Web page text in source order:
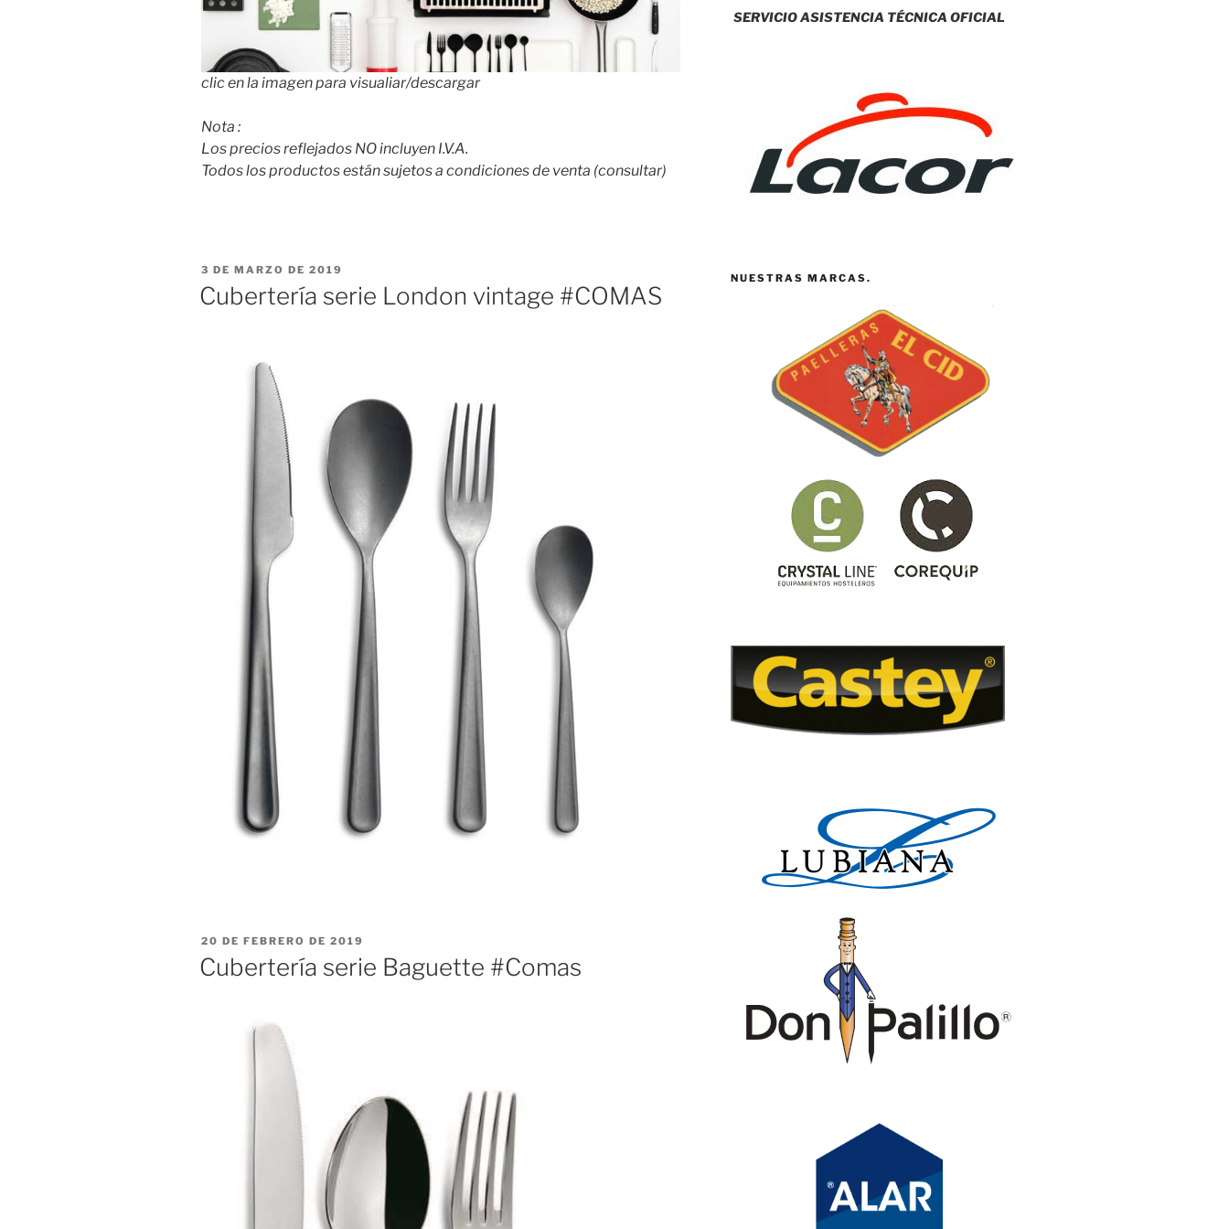
clic en la imagen para visualiar/descargar
Nota :
Los precios reflejados NO incluyen I.V.A.
Todos los productos están sujetos a condiciones de venta (consultar)
PUBLICADO
EL
3 DE MARZO DE 2019
Cubertería serie London vintage #COMAS
PUBLICADO
EL
20 DE FEBRERO DE 2019
Cubertería serie Baguette #Comas
SERVICIO ASISTENCIA TÉCNICA OFICIAL
NUESTRAS MARCAS.